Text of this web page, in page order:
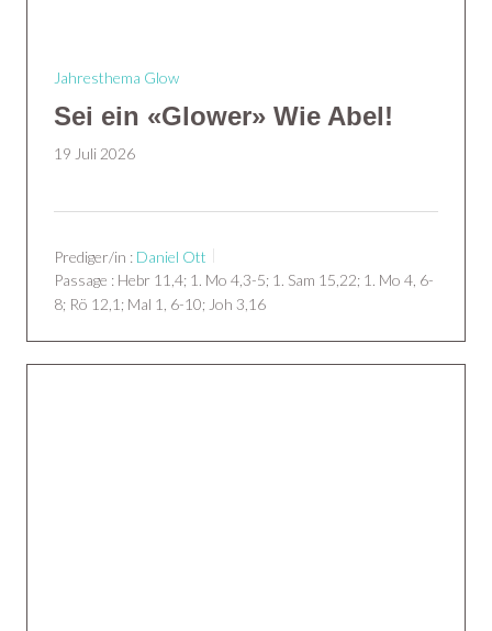
Jahresthema Glow
Sei ein «Glower» Wie Abel!
19 Juli 2026
Prediger/in : Daniel Ott
Passage : Hebr 11,4; 1. Mo 4,3-5; 1. Sam 15,22; 1. Mo 4, 6-
8; Rö 12,1; Mal 1, 6-10; Joh 3,16